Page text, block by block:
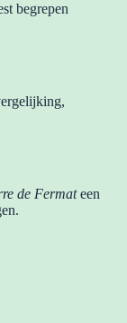
begrepen
de Fermateen